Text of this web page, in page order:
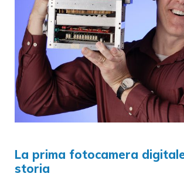
La prima fotocamera
storia